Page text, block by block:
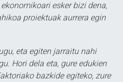
esker bizi dena,
proiektuak aurrera egin
eta egiten jarraitu nahi
Hori dela eta, gure edukien
bazkide egiteko, zure